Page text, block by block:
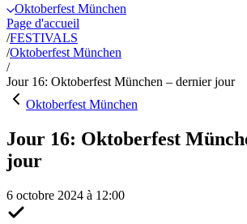
Oktoberfest München
Page d'accueil
/FESTIVALS
/Oktoberfest München
/
Jour 16: Oktoberfest München – dernier jour
Oktoberfest München
Jour 16: Oktoberfest
jour
6 octobre 2024 à 12:00